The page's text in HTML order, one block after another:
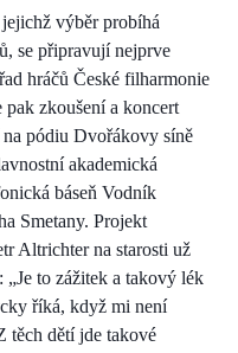
výběr probíhá
se připravují nejprve
hráčů České filharmonie
zkoušení a koncert
pódiu Dvořákovy síně
akademická
báseň Vodník
Smetany. Projekt
Altrichter na starosti už
„Je to zážitek a takový lék
říká, když mi není
těch dětí jde takové